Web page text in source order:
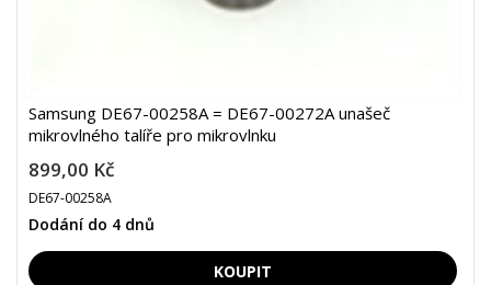
Samsung DE67-00258A = DE67-00272A unašeč
mikrovlného talíře pro mikrovlnku
899,00 Kč
DE67-00258A
Dodání do 4 dnů